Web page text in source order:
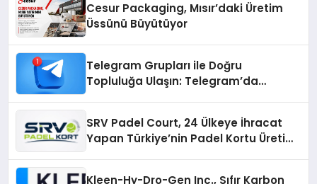
Cesur Packaging, Mısır’daki Üretim
Üssünü Büyütüyor
Telegram Grupları ile Doğru
Topluluğa Ulaşın: Telegram’da
SRV Padel Court, 24 Ülkeye İhracat
Yapan Türkiye’nin Padel Kortu Üretim
Kleen-Hy-Dro-Gen Inc., Sıfır Karbon